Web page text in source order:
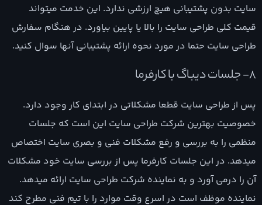
سایت بدون پشتیبانی هیچ ارزشی ندارد. این خدمت میتواند
قیمت کلی طراحی سایت را بالا یا پایین بیاورد. در هنگام سفارش
طراحی سایت حتما در مورد نحوه ارائه پشتیبانی آنها سوال کنید.
8- جلسات دیباگ با کارفرما
پس از طراحی سایت قطعا مشکلاتی در ابتدای کار وجود دارد.
خصوصیت بهترین شرکت طراحی سایت این است که جلسات
منظمی را به بررسی و رفع مشکلات فنی و بصری سایت اختصاص
میدهد. در این جلسات کارفرما پس از بررسی سایت خود مشکلات
آن را درمی آورد و به نماینده شرکت طراحی سایت ارائه میدهد.
نماینده موظف است در اسرع وقت موارد را با تیم فنی مطرح کند